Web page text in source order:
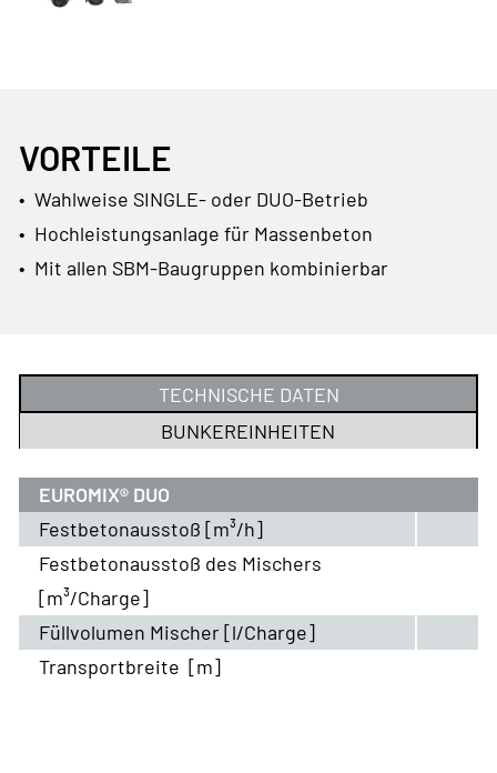
VORTEILE
• Wahlweise SINGLE- oder DUO-Betrieb
• Hochleistungsanlage für Massenbeton
• Mit allen SBM-Baugruppen kombinierbar
TECHNISCHE DATEN
BUNKEREINHEITEN
EUROMIX® DUO
Festbetonausstoß [m³/h]
Festbetonausstoß des Mischers
[m³/Charge]
Füllvolumen Mischer [l/Charge]
Transportbreite [m]